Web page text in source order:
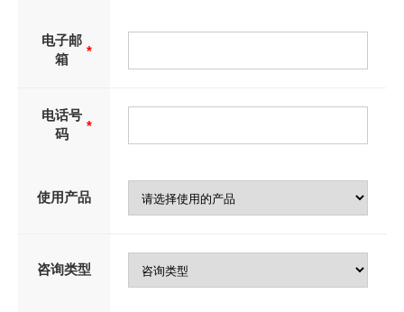
电子邮
箱
*
电话号
码
*
使用产品
咨询类型